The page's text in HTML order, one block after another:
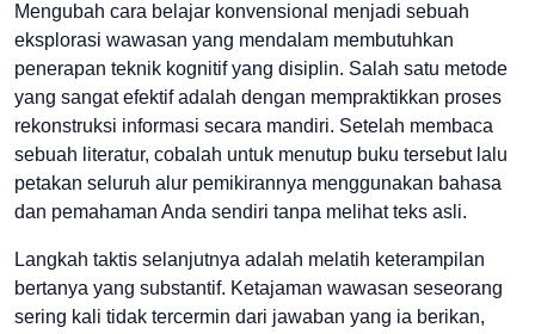
Mengubah cara belajar konvensional menjadi sebuah
eksplorasi wawasan yang mendalam membutuhkan
penerapan teknik kognitif yang disiplin. Salah satu metode
yang sangat efektif adalah dengan mempraktikkan proses
rekonstruksi informasi secara mandiri. Setelah membaca
sebuah literatur, cobalah untuk menutup buku tersebut lalu
petakan seluruh alur pemikirannya menggunakan bahasa
dan pemahaman Anda sendiri tanpa melihat teks asli.
Langkah taktis selanjutnya adalah melatih keterampilan
bertanya yang substantif. Ketajaman wawasan seseorang
sering kali tidak tercermin dari jawaban yang ia berikan,